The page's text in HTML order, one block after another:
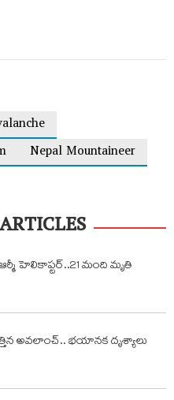
Nepal Mountaineer
హెలికాప్టర్..21 మంది మృతి
అవలాంచ్‌.. భయానక దృశ్యాలు